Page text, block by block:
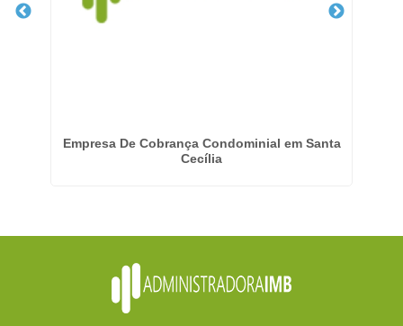
Empresa De Cobrança Condominial em Santa
Cecília